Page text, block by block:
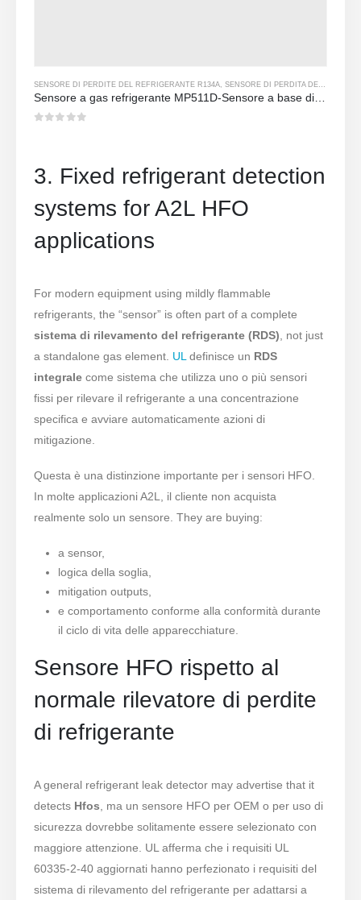
SENSORE DI PERDITE DEL REFRIGERANTE R134A ,SENSORE DI PERDITA DEL REFRIGERANTE R290
3. Fixed refrigerant detection
systems for A2L HFO
applications
For modern equipment using mildly flammable
refrigerants, the “sensor” is often part of a complete
sistema di rilevamento del refrigerante (RDS) , not just
a standalone gas element. UL definisce un RDS
integrale come sistema che utilizza uno o più sensori
fissi per rilevare il refrigerante a una concentrazione
specifica e avviare automaticamente azioni di
mitigazione.
Questa è una distinzione importante per i sensori HFO.
In molte applicazioni A2L, il cliente non acquista
realmente solo un sensore. They are buying:
a sensor,
logica della soglia,
mitigation outputs,
e comportamento conforme alla conformità durante
il ciclo di vita delle apparecchiature.
Sensore HFO rispetto al
normale rilevatore di perdite
di refrigerante
A general refrigerant leak detector may advertise that it
detects Hfos , ma un sensore HFO per OEM o per uso di
sicurezza dovrebbe solitamente essere selezionato con
maggiore attenzione. UL afferma che i requisiti UL
60335-2-40 aggiornati hanno perfezionato i requisiti del
sistema di rilevamento del refrigerante per adattarsi a